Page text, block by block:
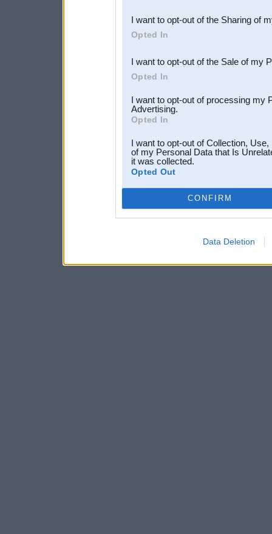
Downstream Participants
third parties.
I want to opt-out of the Sharing of
Opted In
I want to opt-out of the Sale of my
Opted In
I want to opt-out of processing my
Advertising.
Opted In
I want to opt-out of Collection,
of my Personal Data that Is
it was collected.
Opted Out
CONFIRM
Data Deletion